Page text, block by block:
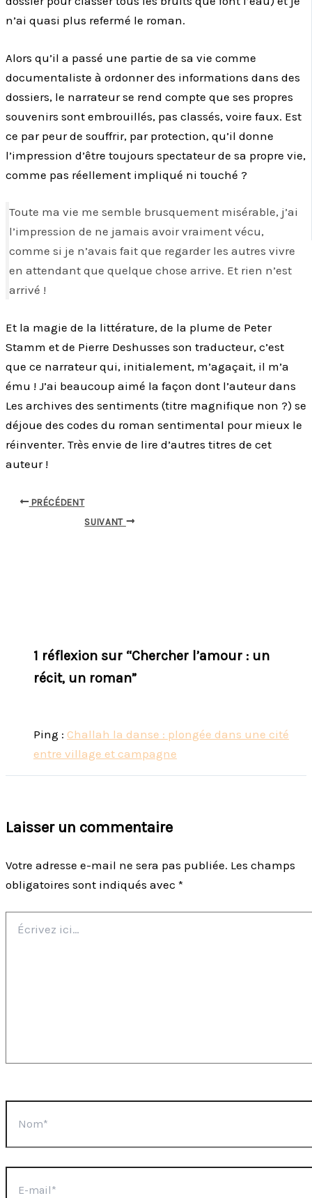
n’ai quasi plus refermé le roman.
Alors qu’il a passé une partie de sa vie comme
documentaliste à ordonner des informations dans des
dossiers, le narrateur se rend compte que ses propres
souvenirs sont embrouillés, pas classés, voire faux. Est
ce par peur de souffrir, par protection, qu’il donne
l’impression d’être toujours spectateur de sa propre vie,
comme pas réellement impliqué ni touché ?
Toute ma vie me semble brusquement misérable, j’ai
l’impression de ne jamais avoir vraiment vécu,
comme si je n’avais fait que regarder les autres vivre
en attendant que quelque chose arrive. Et rien n’est
arrivé !
Et la magie de la littérature, de la plume de Peter
Stamm et de Pierre Deshusses son traducteur, c’est
que ce narrateur qui, initialement, m’agaçait, il m’a
ému ! J’ai beaucoup aimé la façon dont l’auteur dans
Les archives des sentiments (titre magnifique non ?) se
déjoue des codes du roman sentimental pour mieux le
réinventer. Très envie de lire d’autres titres de cet
auteur !
PRÉCÉDENT
SUIVANT
1 réflexion sur “Chercher l’amour : un
récit, un roman”
Ping : Challah la danse : plongée dans une cité
entre village et campagne
Laisser un commentaire
Votre adresse e-mail ne sera pas publiée. Les champs
obligatoires sont indiqués avec *
ici…
mail*